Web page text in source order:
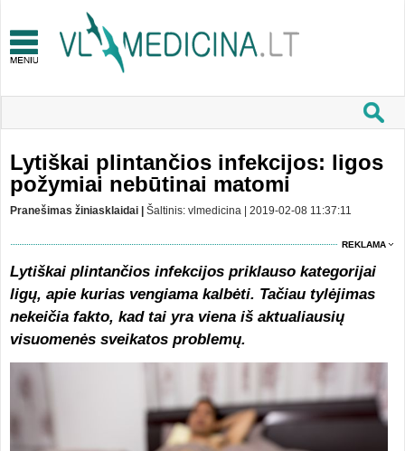
Lytiškai plintančios infekcijos: ligos
požymiai nebūtinai matomi
Pranešimas žiniasklaidai | Šaltinis: vlmedicina | 2019-02-08 11:37:11
REKLAMA
Lytiškai plintančios infekcijos priklauso kategorijai
ligų, apie kurias vengiama kalbėti. Tačiau tylėjimas
nekeičia fakto, kad tai yra viena iš aktualiausių
visuomenės sveikatos problemų.